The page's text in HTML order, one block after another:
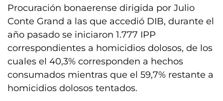
Procuración bonaerense dirigida por Julio
Conte Grand a las que accedió DIB, durante el
año pasado se iniciaron 1.777 IPP
correspondientes a homicidios dolosos, de los
cuales el 40,3% corresponden a hechos
consumados mientras que el 59,7% restante a
homicidios dolosos tentados.